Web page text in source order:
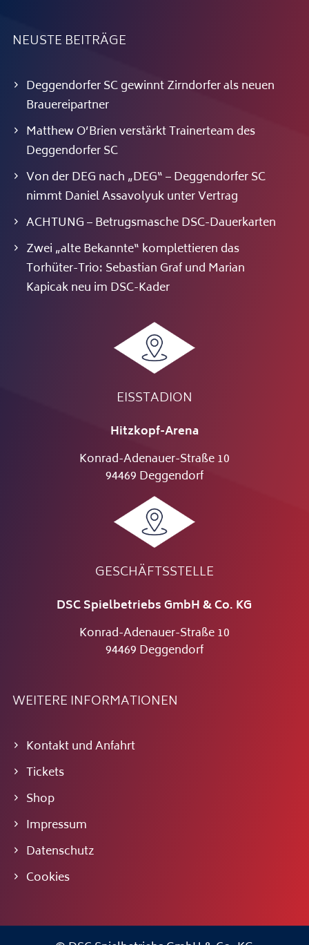
NEUSTE BEITRÄGE
Deggendorfer SC gewinnt Zirndorfer als neuen
Brauereipartner
Matthew O’Brien verstärkt Trainerteam des
Deggendorfer SC
Von der DEG nach „DEG“ – Deggendorfer SC
nimmt Daniel Assavolyuk unter Vertrag
ACHTUNG – Betrugsmasche DSC-Dauerkarten
Zwei „alte Bekannte“ komplettieren das
Torhüter-Trio: Sebastian Graf und Marian
Kapicak neu im DSC-Kader
EISSTADION
Hitzkopf-Arena
Konrad-Adenauer-Straße 10
94469 Deggendorf
GESCHÄFTSSTELLE
DSC Spielbetriebs GmbH & Co. KG
Konrad-Adenauer-Straße 10
94469 Deggendorf
WEITERE INFORMATIONEN
Kontakt und Anfahrt
Tickets
Shop
Impressum
Datenschutz
Cookies